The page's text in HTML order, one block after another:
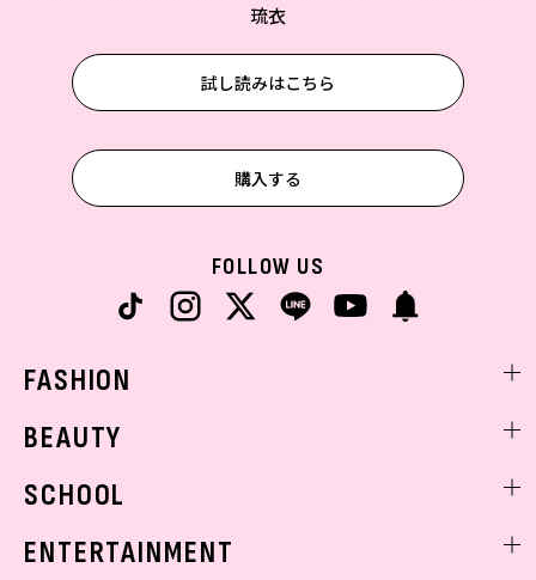
琉衣
試し読みはこちら
購入する
FOLLOW US
FASHION
着回し
BEAUTY
ベストコスメ
SCHOOL
ENTERTAINMENT